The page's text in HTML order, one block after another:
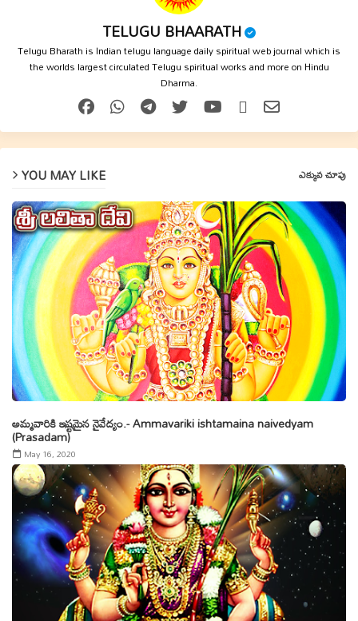
TELUGU BHAARATH
Telugu Bharath is Indian telugu language daily spiritual web journal which is
the worlds largest circulated Telugu spiritual works and more on Hindu
Dharma.
YOU MAY LIKE ఎక్కువ చూపు
అమ్మవారికి ఇష్టమైన నైవేద్యం.- Ammavariki ishtamaina naivedyam
(Prasadam)
May 16, 2020